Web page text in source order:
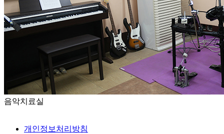
음악치료실
개인정보처리방침